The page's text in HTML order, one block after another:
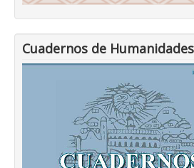
Cuadernos de Humanidades